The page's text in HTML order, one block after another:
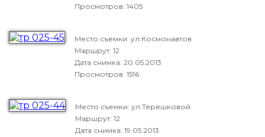
Просмотров: 1405
Место съемки: ул.Космонавтов
Маршрут: 12
Дата снимка: 20.05.2013
Просмотров: 1516
Место съемки: ул.Терешковой
Маршрут: 12
Дата снимка: 19.05.2013